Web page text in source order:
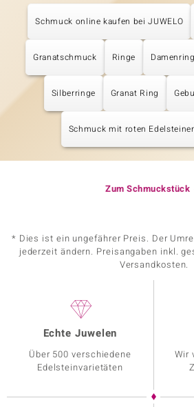
Schmuck online kaufen bei JUWELO
Granatschmuck Ringe
Silberringe Granat Ring
Schmuck mit roten
Zum Schmuckstück
* Dies ist ein ungefährer Preis. Der
jederzeit ändern. Preisangaben inkl.
Versandkosten.
Echte Juwelen
Über 500 verschiedene
Edelsteinvarietäten
Wir